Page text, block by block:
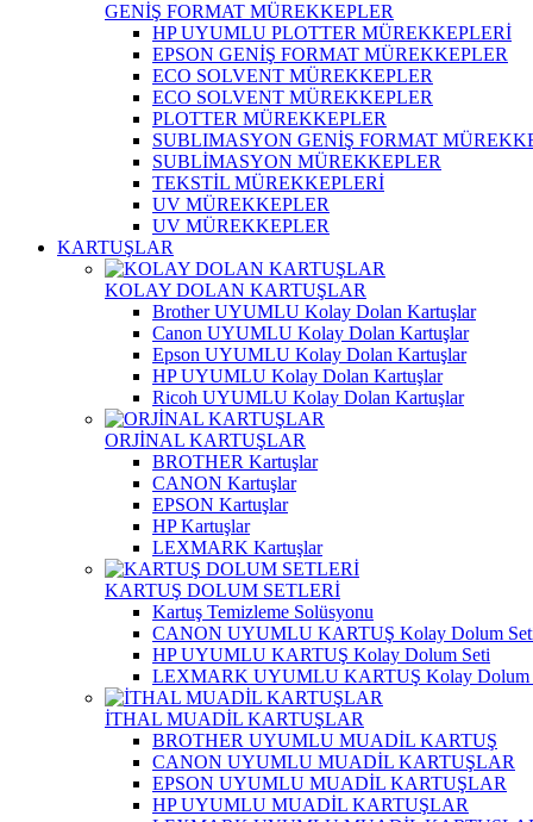
GENİŞ FORMAT MÜREKKEPLER
HP UYUMLU PLOTTER MÜREKKEPLERİ
EPSON GENİŞ FORMAT MÜREKKEPLER
ECO SOLVENT MÜREKKEPLER
ECO SOLVENT MÜREKKEPLER
PLOTTER MÜREKKEPLER
SUBLIMASYON GENİŞ FORMAT
SUBLİMASYON MÜREKKEPLER
TEKSTİL MÜREKKEPLERİ
UV MÜREKKEPLER
UV MÜREKKEPLER
KARTUŞLAR
KOLAY DOLAN KARTUŞLAR
Brother UYUMLU Kolay Dolan Kartuşlar
Canon UYUMLU Kolay Dolan Kartuşlar
Epson UYUMLU Kolay Dolan Kartuşlar
HP UYUMLU Kolay Dolan Kartuşlar
Ricoh UYUMLU Kolay Dolan Kartuşlar
ORJİNAL KARTUŞLAR
BROTHER Kartuşlar
CANON Kartuşlar
EPSON Kartuşlar
HP Kartuşlar
LEXMARK Kartuşlar
KARTUŞ DOLUM SETLERİ
Kartuş Temizleme Solüsyonu
CANON UYUMLU KARTUŞ Kolay Dolum
HP UYUMLU KARTUŞ Kolay Dolum Seti
LEXMARK UYUMLU KARTUŞ Kolay Dolum
İTHAL MUADİL KARTUŞLAR
BROTHER UYUMLU MUADİL KARTUŞ
CANON UYUMLU MUADİL KARTUŞLAR
EPSON UYUMLU MUADİL KARTUŞLAR
HP UYUMLU MUADİL KARTUŞLAR